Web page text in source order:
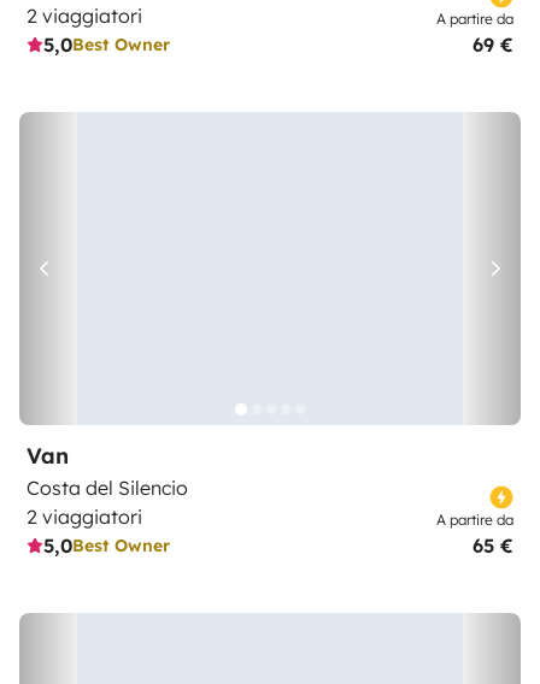
2 viaggiatori
5,0Best Owner
A partire da
69 €
Van
Costa del Silencio
2 viaggiatori
5,0Best Owner
A partire da
65 €